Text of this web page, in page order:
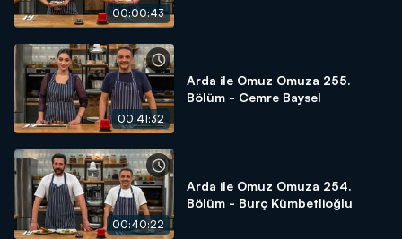
00:00:43
00:41:32
Arda ile Omuz Omuza 255.
Bölüm - Cemre Baysel
00:40:22
Arda ile Omuz Omuza 254.
Bölüm - Burç Kümbetlioğlu